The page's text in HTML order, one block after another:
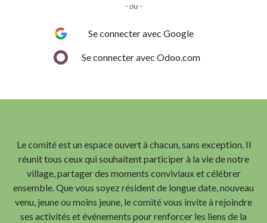
- ou -
Se connecter avec Google
Se connecter avec Odoo.com
Le comité est un espace ouvert à chacun, sans exception. Il
réunit tous ceux qui souhaitent participer à la vie de notre
village, partager des moments conviviaux et célébrer
ensemble. Que vous soyez résident de longue date, nouveau
venu, jeune ou moins jeune, le comité vous invite à rejoindre
ses activités et événements pour renforcer les liens de la